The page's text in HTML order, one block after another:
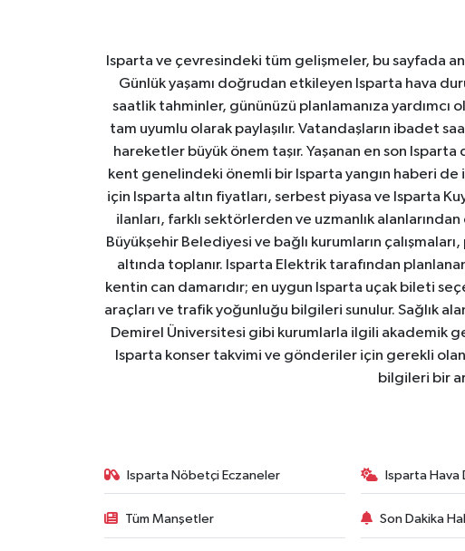
Isparta ve çevresindeki tüm gelişmeler, bu sayfada
Günlük yaşamı doğrudan etkileyen Isparta hava
saatlik tahminler, gününüzü planlamanıza
tam uyumlu olarak paylaşılır. Vatandaşların ibadet
hareketler büyük önem taşır. Yaşanan en son Isparta
kent genelindeki önemli bir Isparta yangın haberi de
için Isparta altın fiyatları, serbest piyasa ve Isparta
ilanları, farklı sektörlerden ve uzmanlık
Büyükşehir Belediyesi ve bağlı kurumların
altında toplanır. Isparta Elektrik tarafından
kentin can damarıdır; en uygun Isparta uçak bileti
araçları ve trafik yoğunluğu bilgileri sunulur. Sağlık
Demirel Üniversitesi gibi kurumlarla ilgili akademik
Isparta konser takvimi ve gönderiler için gerekli
bilgileri bir
Isparta Nöbetçi Eczaneler Isparta Hava
Tüm Manşetler Son Dakika